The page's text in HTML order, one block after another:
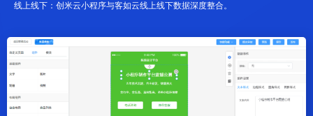
线上线下：创米云小程序与客如云线上线下数据深度整合。